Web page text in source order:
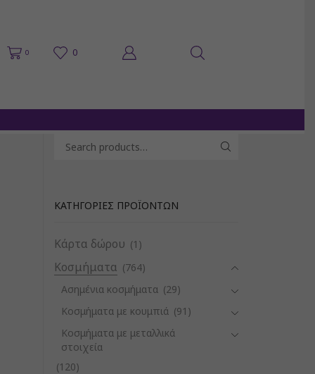
0 0
Search for: SEARCH
ΚΑΤΗΓΟΡΊΕΣ ΠΡΟΪΌΝΤΩΝ
Κάρτα δώρου (1)
Κοσμήματα (764)
Ασημένια κοσμήματα (29)
Κοσμήματα με κουμπιά (91)
Κοσμήματα με μεταλλικά
στοιχεία
(120)